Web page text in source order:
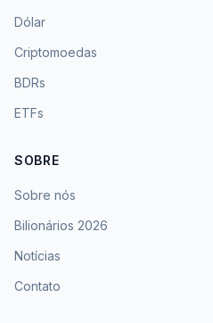
Dólar
Criptomoedas
BDRs
ETFs
SOBRE
Sobre nós
Bilionários 2026
Notícias
Contato